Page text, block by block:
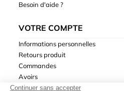
Besoin d'aide ?
VOTRE COMPTE
Informations personnelles
Retours produit
Commandes
Avoirs
Adresses